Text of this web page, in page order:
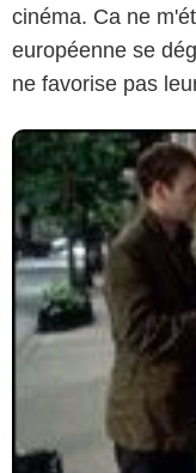
cinéma. Ca ne
européenne se
ne favorise pas